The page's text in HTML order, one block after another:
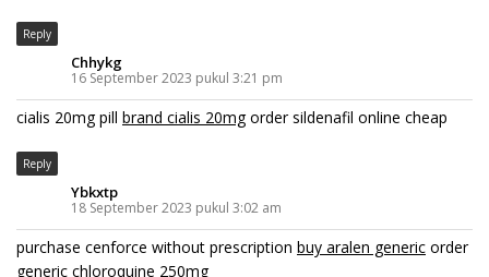
Reply
Chhykg
16 September 2023 pukul 3:21 pm
cialis 20mg pill brand cialis 20mgorder sildenafil online cheap
Reply
Ybkxtp
18 September 2023 pukul 3:02 am
purchase cenforce without prescription buy aralen generic order
generic chloroquine 250mg